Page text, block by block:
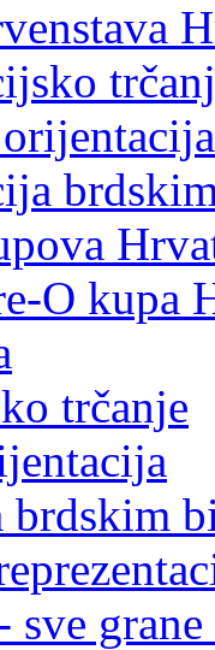
O kupa
trčanje
brdskim
sve